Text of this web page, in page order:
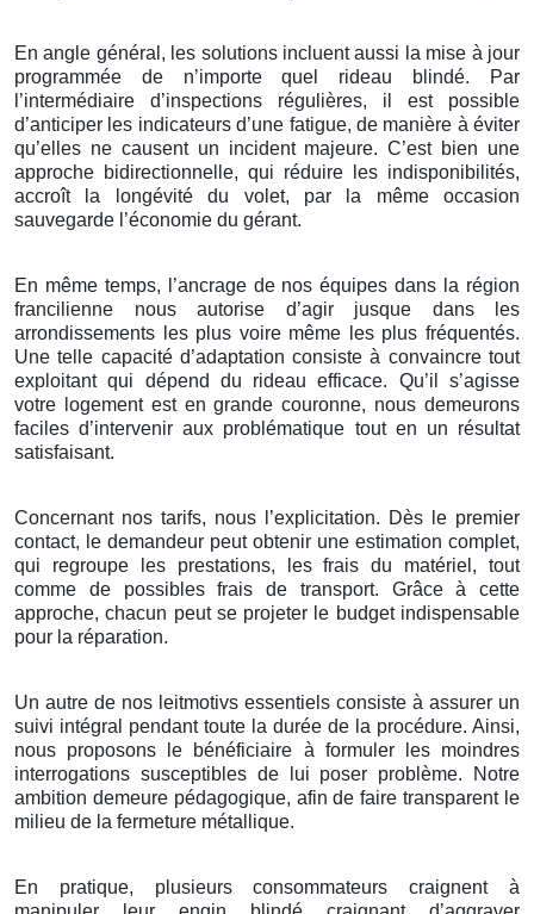
En angle général, les solutions incluent aussi la mise à jour
programmée de n’importe quel rideau blindé. Par
l’intermédiaire d’inspections régulières, il est possible
d’anticiper les indicateurs d’une fatigue, de manière à éviter
qu’elles ne causent un incident majeure. C’est bien une
approche bidirectionnelle, qui réduire les indisponibilités,
accroît la longévité du volet, par la même occasion
sauvegarde l’économie du gérant.
En même temps, l’ancrage de nos équipes dans la région
francilienne nous autorise d’agir jusque dans les
arrondissements les plus voire même les plus fréquentés.
Une telle capacité d’adaptation consiste à convaincre tout
exploitant qui dépend du rideau efficace. Qu’il s’agisse
votre logement est en grande couronne, nous demeurons
faciles d’intervenir aux problématique tout en un résultat
satisfaisant.
Concernant nos tarifs, nous l’explicitation. Dès le premier
contact, le demandeur peut obtenir une estimation complet,
qui regroupe les prestations, les frais du matériel, tout
comme de possibles frais de transport. Grâce à cette
approche, chacun peut se projeter le budget indispensable
pour la réparation.
Un autre de nos leitmotivs essentiels consiste à assurer un
suivi intégral pendant toute la durée de la procédure. Ainsi,
nous proposons le bénéficiaire à formuler les moindres
interrogations susceptibles de lui poser problème. Notre
ambition demeure pédagogique, afin de faire transparent le
milieu de la fermeture métallique.
En pratique, plusieurs consommateurs craignent à